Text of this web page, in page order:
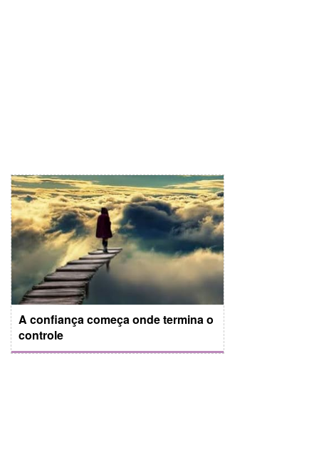
A confiança começa onde termina o
controle